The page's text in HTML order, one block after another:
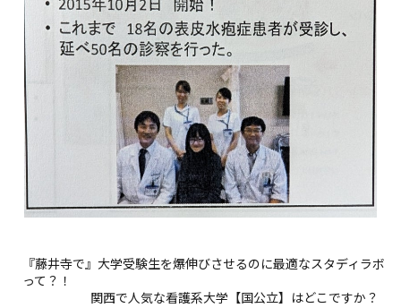
『藤井寺で』大学受験生を爆伸びさせるのに最適なスタディラボ
って？！
関西で人気な看護系大学【国公立】はどこですか？